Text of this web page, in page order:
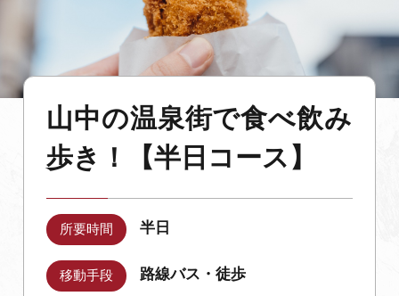
特集 おすすめの過ごし方
見どころ 食べる
おみやげ イベント
泊まる アクセス
初めての加賀温泉郷
山中の温泉街で食べ飲み
歩き！【半日コース】
所要時間 半日
移動手段 路線バス・徒歩